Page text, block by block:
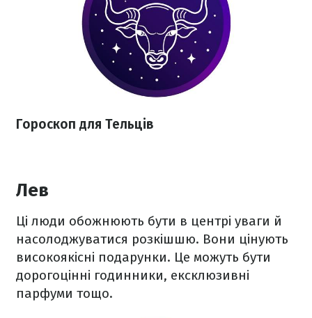
Гороскоп для Тельців
Лев
Ці люди обожнюють бути в центрі уваги й
насолоджуватися розкішшю. Вони цінують
високоякісні подарунки. Це можуть бути
дорогоцінні годинники, ексклюзивні
парфуми тощо.